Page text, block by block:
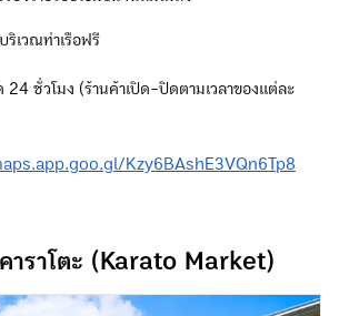
Kzy6BAshE3VQn6Tp8
าราโตะ (Karato Market)